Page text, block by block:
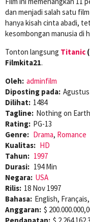
dan menjadi salah satu
hanya kisah cinta abadi,
kesombongan manusia di
Tonton langsung Titanic
Filmkita21.
Oleh: adminfilm
Diposting pada: Agustus
Dilihat: 1484
Tagline: Nothing on
Rating: PG-13
Genre: Drama, Romance
Kualitas: HD
Tahun: 1997
Durasi: 194 Min
Negara: USA
Rilis: 18 Nov 1997
Bahasa: English,
Anggaran: $
Pendapatan: $